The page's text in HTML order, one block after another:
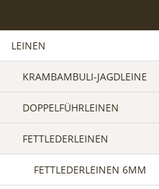
LEINEN
KRAMBAMBULI-JAGDLEINE
DOPPELFÜHRLEINEN
FETTLEDERLEINEN
FETTLEDERLEINEN 6MM